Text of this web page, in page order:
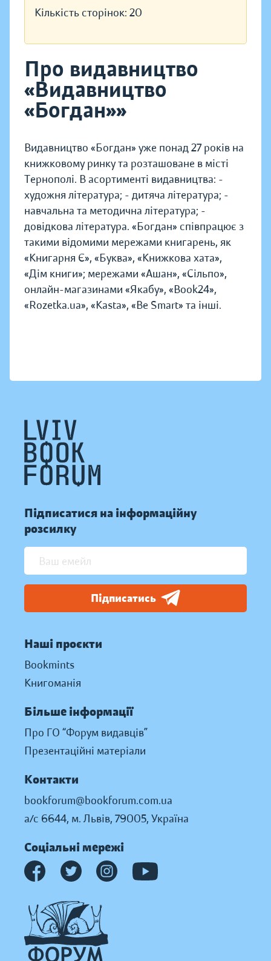
Кількість сторінок: 20
Про видавництво
«Видавництво
«Богдан»»
Видавництво «Богдан» уже понад 27 років на
книжковому ринку та розташоване в місті
Тернополі. В асортименті видавництва: -
художня література; - дитяча література; -
навчальна та методична література; -
довідкова література. «Богдан» співпрацює з
такими відомими мережами книгарень, як
«Книгарня Є», «Буква», «Книжкова хата»,
«Дім книги»; мережами «Ашан», «Сільпо»,
онлайн-магазинами «Якабу», «Book24»,
«Rozetka.ua», «Kasta», «Be Smart» та інші.
Підписатися на інформаційну
розсилку
Підписатись
Наші проєкти
Bookmints
Книгоманія
Більше інформації
Про ГО “Форум видавців”
Презентаційні матеріали
Контакти
bookforum@bookforum.com.ua
а/с 6644, м. Львів, 79005, Україна
Соціальні мережі